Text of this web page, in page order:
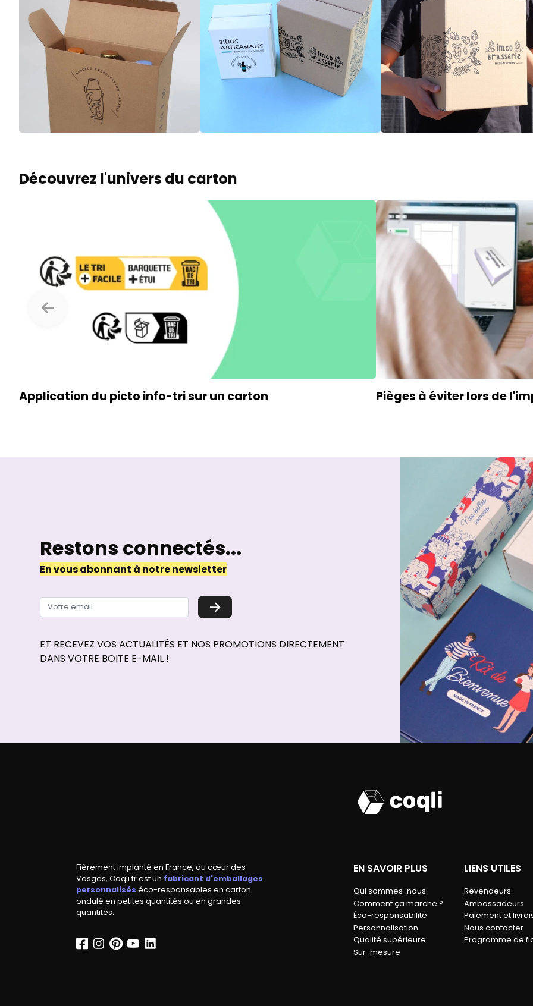
Découvrez l'univers du carton
Application du picto info-trisur un carton Pièges à éviter lors de l'
Restons connectés...
En vous abonnant à notre newsletter
→
ET RECEVEZ VOS ACTUALITÉS ET NOS PROMOTIONS DIRECTEMENT
DANS VOTRE BOITE E-MAIL !
Fièrement implanté en France, au cœur des
Vosges, Coqli.fr est un fabricant d'emballages
personnalisés éco-responsables en carton
ondulé en petites quantités ou en grandes
quantités.
EN SAVOIR PLUS
Qui sommes-nous
Comment ça marche ?
Éco-responsabilité
Personnalisation
Qualité supérieure
Sur-mesure
LIENS UTILES
Revendeurs
Ambassadeurs
Paiement et
Nous contacter
Programme de